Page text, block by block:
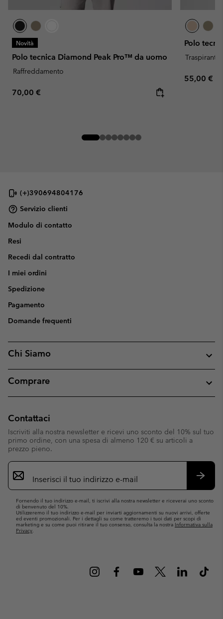
Novità
Polo tecnica Diamond Peak Pro™ da uomo
Raffreddamento
Regular price:
70,00 €
Polo
Traspirante
Regular
55,00 €
(+)390694804176
Servizio clienti
Modulo di contatto
Resi
Recedi dal contratto
I miei ordini
Spedizione
Pagamento
Domande frequenti
Chi Siamo
Comprare
Contattaci
Iscriviti alla nostra newsletter e ricevi uno sconto del 10% sul tuo
primo ordine, con una spesa di almeno 120 € su articoli a
prezzo pieno.
Iscrizione
e-
mail
Fornendo il tuo indirizzo e-mail, ti iscrivi alla nostra newsletter e riceverai uno sconto
di benvenuto del 10%.
Utilizzeremo il tuo indirizzo e-mail per inviarti aggiornamenti su nuovi arrivi, offerte
ed eventi promozionali. Per i dettagli su come tratteremo i tuoi dati per scopi di
marketing e su come puoi ritirare il tuo consenso, consulta la nostra Informativa sulla
Privacy.